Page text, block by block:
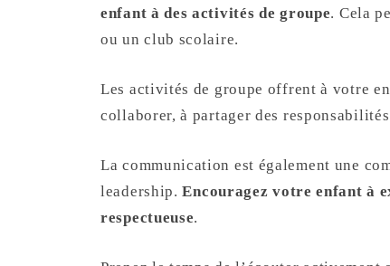
enfant à des activités de groupe. Cela
ou un club scolaire.
Les activités de groupe offrent à votre
collaborer, à partager des
La communication est également une
leadership.Encouragez votre enfant à
respectueuse.